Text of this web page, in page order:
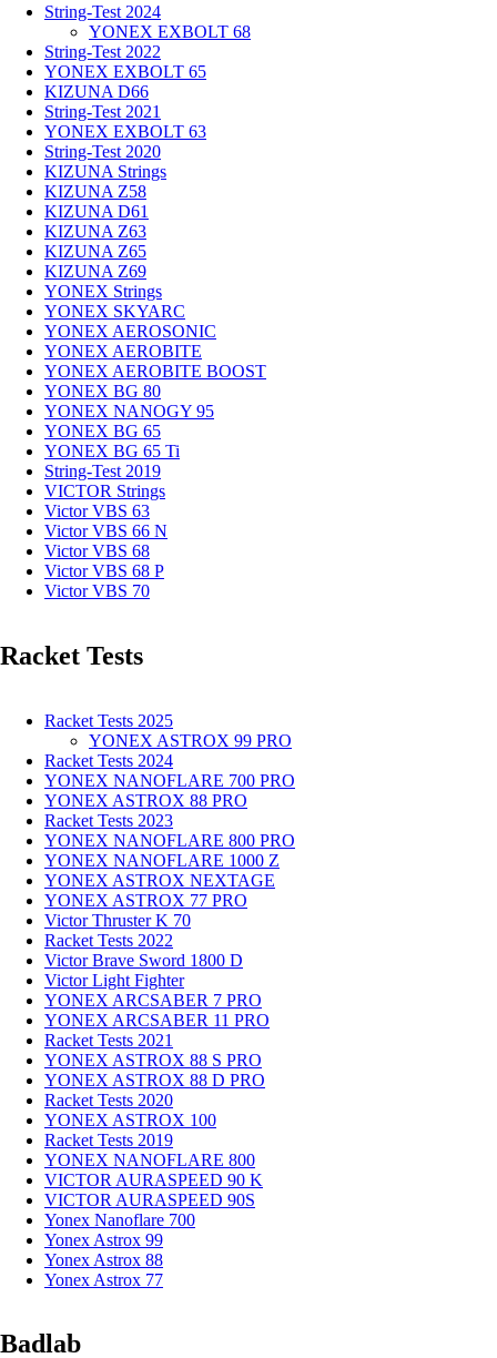
String-Test 2024
YONEX EXBOLT 68
String-Test 2022
YONEX EXBOLT 65
KIZUNA D66
String-Test 2021
YONEX EXBOLT 63
String-Test 2020
KIZUNA Strings
KIZUNA Z58
KIZUNA D61
KIZUNA Z63
KIZUNA Z65
KIZUNA Z69
YONEX Strings
YONEX SKYARC
YONEX AEROSONIC
YONEX AEROBITE
YONEX AEROBITE BOOST
YONEX BG 80
YONEX NANOGY 95
YONEX BG 65
YONEX BG 65 Ti
String-Test 2019
VICTOR Strings
Victor VBS 63
Victor VBS 66 N
Victor VBS 68
Victor VBS 68 P
Victor VBS 70
Racket Tests
Racket Tests 2025
YONEX ASTROX 99 PRO
Racket Tests 2024
YONEX NANOFLARE 700 PRO
YONEX ASTROX 88 PRO
Racket Tests 2023
YONEX NANOFLARE 800 PRO
YONEX NANOFLARE 1000 Z
YONEX ASTROX NEXTAGE
YONEX ASTROX 77 PRO
Victor Thruster K 70
Racket Tests 2022
Victor Brave Sword 1800 D
Victor Light Fighter
YONEX ARCSABER 7 PRO
YONEX ARCSABER 11 PRO
Racket Tests 2021
YONEX ASTROX 88 S PRO
YONEX ASTROX 88 D PRO
Racket Tests 2020
YONEX ASTROX 100
Racket Tests 2019
YONEX NANOFLARE 800
VICTOR AURASPEED 90 K
VICTOR AURASPEED 90S
Yonex Nanoflare 700
Yonex Astrox 99
Yonex Astrox 88
Yonex Astrox 77
Badlab